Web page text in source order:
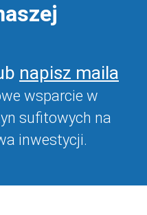
napisz maila
wsparcie w
sufitowych na
inwestycji.